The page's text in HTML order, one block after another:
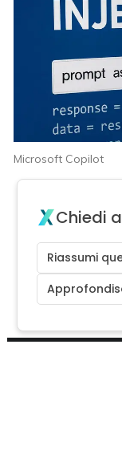
Microsoft Copilot
Chiedi
Riassumi